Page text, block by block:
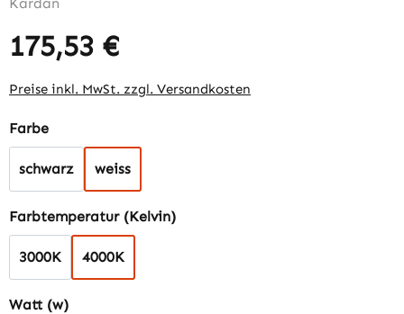
Regulärer Preis:
175,53 €
Preise inkl. MwSt. zzgl. Versandkosten
Farbeauswählen
schwarz weiss
Farbtemperatur (Kelvin)auswählen
3000K 4000K
Watt (w)auswählen